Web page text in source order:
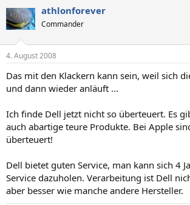
athlonforever
Commander
4. August 2008
Das mit den Klackern kann sein, weil sich
und dann wieder anläuft ...
Ich finde Dell jetzt nicht so überteuert. Es
auch abartige teure Produkte. Bei Apple
überteuert!
Dell bietet guten Service, man kann sich 4
Service dazuholen. Verarbeitung ist Dell
aber besser wie manche andere Hersteller.